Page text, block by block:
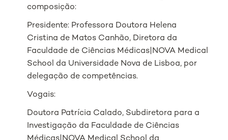
composição:
Presidente: Professora Doutora Helena
Cristina de Matos Canhão, Diretora da
Faculdade de Ciências Médicas|NOVA Medical
School da Universidade Nova de Lisboa, por
delegação de competências.
Vogais:
Doutora Patrícia Calado, Subdiretora para a
Investigação da Faculdade de Ciências